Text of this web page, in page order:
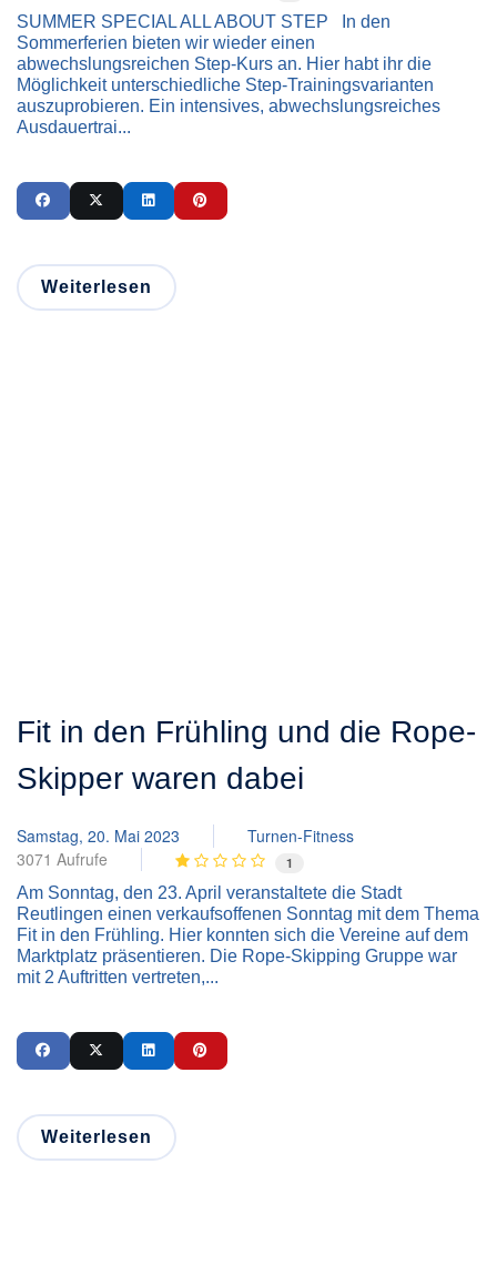
SUMMER SPECIAL ALL ABOUT STEP In den
Sommerferien bieten wir wieder einen
abwechslungsreichen Step-Kurs an. Hier habt ihr die
Möglichkeit unterschiedliche Step-Trainingsvarianten
auszuprobieren. Ein intensives, abwechslungsreiches
Ausdauertrai...
Weiterlesen
Fit in den Frühling und die Rope-
Skipper waren dabei
Samstag, 20. Mai 2023
Turnen-Fitness
3071 Aufrufe
1
Am Sonntag, den 23. April veranstaltete die Stadt
Reutlingen einen verkaufsoffenen Sonntag mit dem Thema
Fit in den Frühling. Hier konnten sich die Vereine auf dem
Marktplatz präsentieren. Die Rope-Skipping Gruppe war
mit 2 Auftritten vertreten,...
Weiterlesen